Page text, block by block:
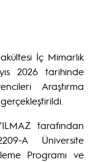
İç Mimarlık
2026 tarihinde
Araştırma
tarafından
A Üniversite
Programı ve